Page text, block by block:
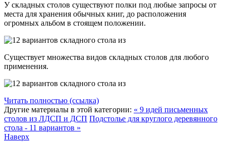
У складных столов существуют полки под любые запросы от
места для хранения обычных книг, до расположения
огромных альбом в стоящем положении.
Существует множества видов складных столов для любого
применения.
Читать полностью (ссылка)
Другие материалы в этой категории: « 9 идей письменных
столов из ЛДСП и ДСП Подстолье для круглого деревянного
стола - 11 вариантов »
Наверх